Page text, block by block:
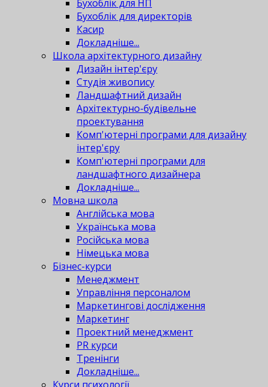
Бухоблік для НП
Бухоблік для директорів
Касир
Докладніше...
Школа архітектурного дизайну
Дизайн інтер'єру
Студія живопису
Ландшафтний дизайн
Архітектурно-будівельне
проектування
Комп'ютерні програми для дизайну
інтер'єру
Комп'ютерні програми для
ландшафтного дизайнера
Докладніше...
Мовна школа
Англійська мова
Українська мова
Російська мова
Німецька мова
Бізнес-курси
Менеджмент
Управління персоналом
Маркетингові дослідження
Маркетинг
Проектний менеджмент
PR курси
Тренінги
Докладніше...